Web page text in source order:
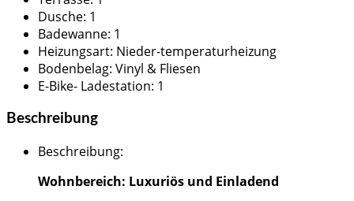
Dusche: 1
Badewanne: 1
Heizungsart: Nieder-temperaturheizung
Bodenbelag: Vinyl & Fliesen
E-Bike- Ladestation: 1
Beschreibung
Beschreibung:
Wohnbereich: Luxuriös und Einladend